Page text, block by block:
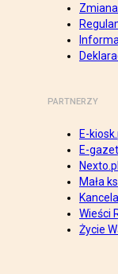
PARTNERZY
E-
E-
Nexto.pl
Mała
Wieści
Życie